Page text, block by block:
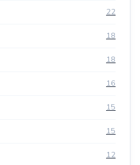
22
18
18
16
15
15
12